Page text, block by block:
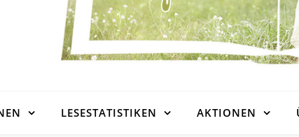
LESESTATISTIKEN AKTIONEN